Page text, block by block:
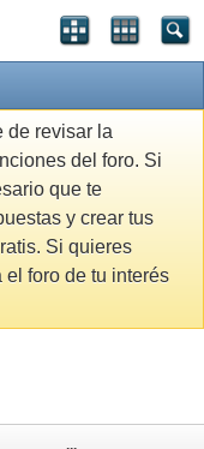
de revisar la
del foro. Si
que te
y crear tus
Si quieres
foro de tu interés